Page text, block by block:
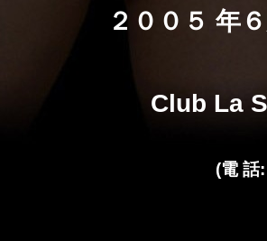
２００５ 年
Club La
(電 話